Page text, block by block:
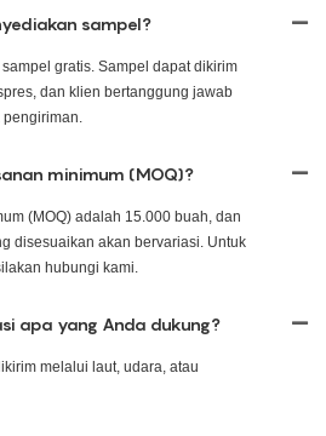
sampel?
gratis. Sampel dapat dikirim
dan klien bertanggung jawab
pengiriman.
minimum (MOQ)?
(MOQ) adalah 15.000 buah, dan
disesuaikan akan bervariasi. Untuk
hubungi kami.
apa yang Anda dukung?
melalui laut, udara, atau